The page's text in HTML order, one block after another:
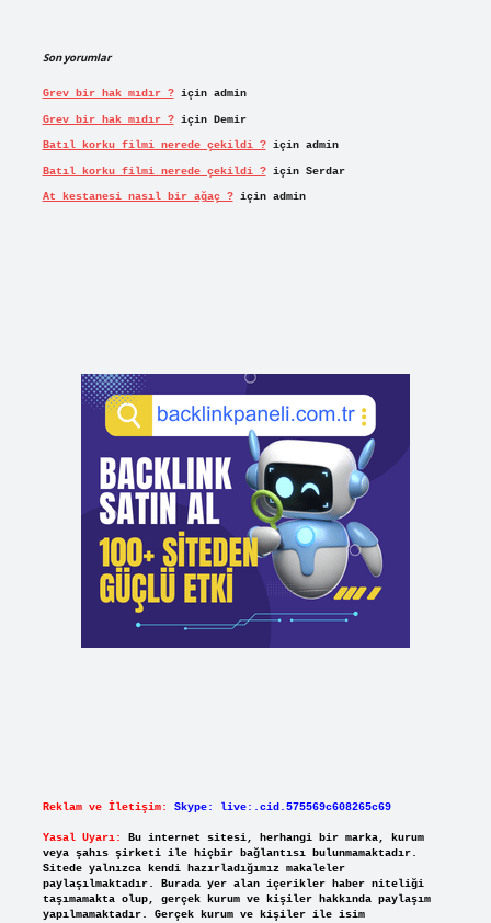
Son yorumlar
Grev bir hak mıdır ?için admin
Grev bir hak mıdır ?için Demir
Batıl korku filmi nerede çekildi ?için admin
Batıl korku filmi nerede çekildi ?için Serdar
At kestanesi nasıl bir ağaç ?için admin
Reklam ve İletişim: Skype: live:.cid.575569c608265c69
Yasal Uyarı:
Bu internet sitesi, herhangi bir marka, kurum
veya şahıs şirketi ile hiçbir bağlantısı bulunmamaktadır.
Sitede yalnızca kendi hazırladığımız makaleler
paylaşılmaktadır. Burada yer alan içerikler haber niteliği
taşımamakta olup, gerçek kurum ve kişiler hakkında paylaşım
yapılmamaktadır. Gerçek kurum ve kişiler ile isim